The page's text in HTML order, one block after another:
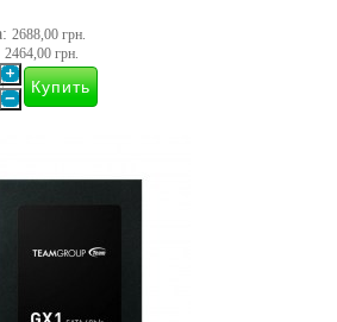
2688,00 грн.
2464,00 грн.